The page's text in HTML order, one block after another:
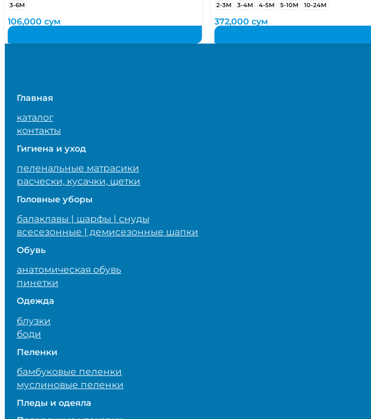
3-6М
106,000сум
2-3М 3-4М 4-5М 5-10М 10-24М
372,000 сум
Главная
каталог
контакты
Гигиена и уход
пеленальные матрасики
расчески, кусачки, щетки
Головные уборы
балаклавы | шарфы | снуды
всесезонные | демисезонные шапки
Обувь
анатомическая обувь
пинетки
Одежда
блузки
боди
Пеленки
бамбуковые пеленки
муслиновые пеленки
Пледы и одеяла